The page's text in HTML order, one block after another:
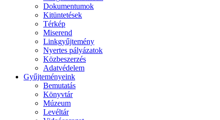
Dokumentumok
Kitüntetések
Térkép
Miserend
Linkgyűjtemény
Nyertes pályázatok
Közbeszerzés
Adatvédelem
Gyűjteményeink
Bemutatás
Könyvtár
Múzeum
Levéltár